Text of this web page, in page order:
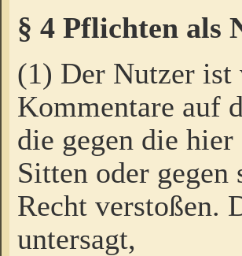
§ 4 Pflichten als
(1) Der Nutzer
Kommentare auf
die gegen die
Sitten oder gegen
Recht verstoßen.
untersagt,